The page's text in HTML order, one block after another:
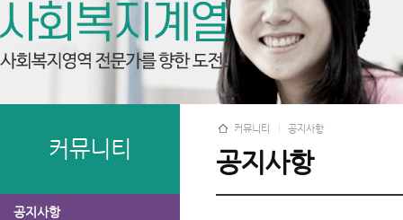
커뮤니티
공지사항
커뮤니티 공지사항
공지사항